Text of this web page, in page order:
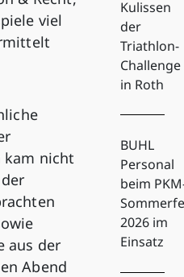
viel
kam nicht
aus der
Abend
Kulissen
der
Triathlon-
Challenge
in Roth
BUHL
Personal
beim
2026 im
Einsatz